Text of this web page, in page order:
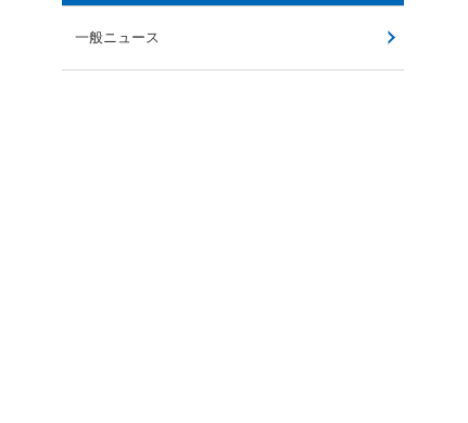
一般ニュース